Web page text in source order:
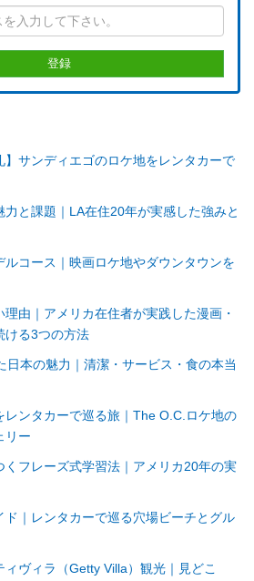
】サンディエゴのロケ地をレンタカーで
と課題｜LA在住20年が実感した強みと
コース｜映画ロケ地やダウンタウンを
由｜アメリカ在住者が実践した漫画・
ける3つの方法
日本の魅力｜清潔・サービス・食の本当
レンタカーで巡る旅｜The O.C.ロケ地の
リー
くフレーズ式学習法｜アメリカ20年の実
ド｜レンタカーで巡る穴場ビーチとグル
ィヴィラ（Getty Villa）観光｜見どこ